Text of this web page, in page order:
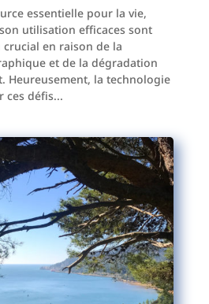
essentielle pour la vie,
utilisation efficaces sont
en raison de la
et de la dégradation
Heureusement, la technologie
ces défis...